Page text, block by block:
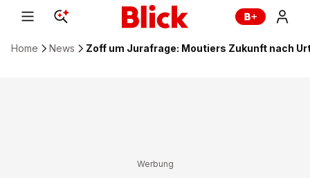
Home News Zoff um Jurafrage: Moutiers Zukunft nach